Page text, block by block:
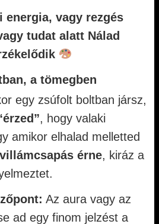
energia, vagy rezgés
tudat alatt Nálad
a tömegben
egy zsúfolt boltban jársz,
, hogy valaki
amikor elhalad melletted
érne, kiráz a
Az aura vagy az
ad egy finom jelzést a